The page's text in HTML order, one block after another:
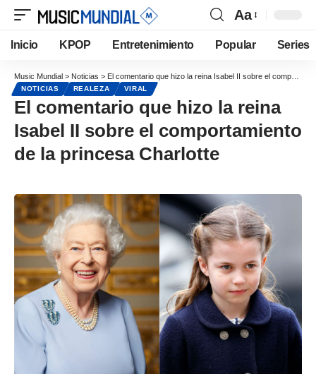
Aa
Inicio KPOP Entretenimiento Popular Series
Music Mundial > Noticias > El comentario que hizo la reina Isabel II sobre el comportamiento de la princesa Charlotte
NOTICIAS REALEZA VIRAL
El comentario que hizo la reina
Isabel II sobre el comportamiento
de la princesa Charlotte